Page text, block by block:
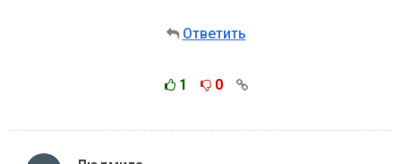
Ответить
1 0